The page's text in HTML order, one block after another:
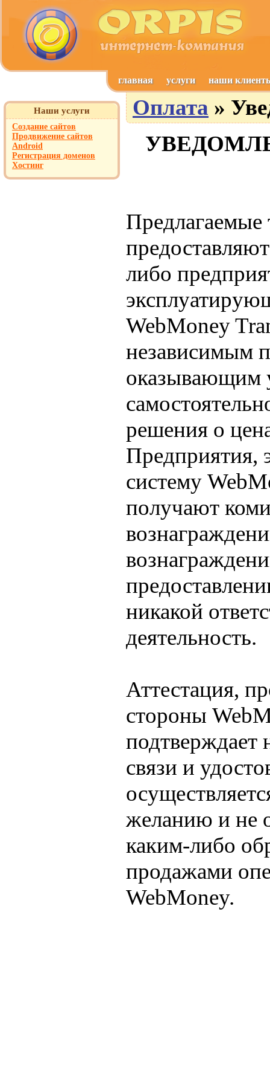
главная услуги наши
Наши услуги
Создание сайтов
Продвижение сайтов
Android
Регистрация доменов
Хостинг
Оплата »
Предлагаемые
либо
WebMoney
независимым
оказывающим
решения о
Предприятия,
систему
получают
никакой
деятельность.
Аттестация,
стороны
подтверждает
связи и
желанию и не
каким-либо
продажами
WebMoney.